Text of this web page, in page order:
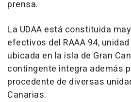
prensa.
La UDAA está constituida
efectivos del RAAA 94,
ubicada en la isla de Gran
contingente integra además
procedente de diversas
Canarias.